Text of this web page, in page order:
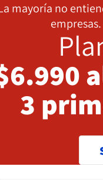
mayoría no
3